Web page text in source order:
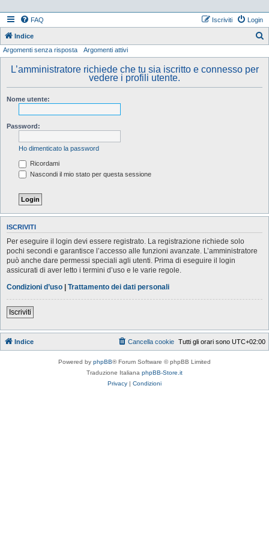
FAQ Login
Iscriviti
Indice
Argomenti senza risposta Argomenti attivi
L’amministratore richiede che tu sia iscritto e connesso per
vedere i profili utente.
Nome utente:
Password:
Ho dimenticato la password
Ricordami
Nascondi il mio stato per questa sessione
ISCRIVITI
Per eseguire il login devi essere registrato. La registrazione richiede solo
pochi secondi e garantisce l’accesso alle funzioni avanzate. L’amministratore
può anche dare permessi speciali agli utenti. Prima di eseguire il login
assicurati di aver letto i termini d’uso e le varie regole.
Condizioni d’uso | Trattamento dei dati personali
Iscriviti
Indice Tutti gli orari sono UTC+02:00
Cancella cookie
Powered by phpBB® Forum Software © phpBB Limited
Traduzione Italiana phpBB-Store.it
Privacy | Condizioni